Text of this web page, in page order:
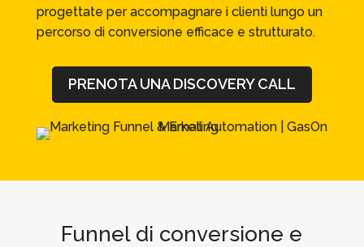
progettate per accompagnare i clienti lungo un
percorso di conversione efficace e strutturato.
PRENOTA UNA DISCOVERY CALL
Funnel di conversione e